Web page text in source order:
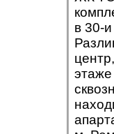
в 30-